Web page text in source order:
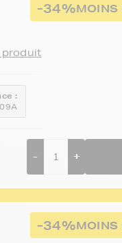
-34%MOINS
produit
:
- +
-34%MOINS